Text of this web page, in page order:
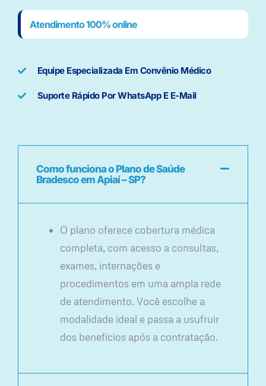
Atendimento 100% online
Equipe Especializada Em Convênio Médico
Suporte Rápido Por WhatsApp E E-Mail
Como funciona o Plano de Saúde
Bradesco em Apiaí – SP?
O plano oferece cobertura médica
completa, com acesso a consultas,
exames, internações e
procedimentos em uma ampla rede
de atendimento. Você escolhe a
modalidade ideal e passa a usufruir
dos benefícios após a contratação.